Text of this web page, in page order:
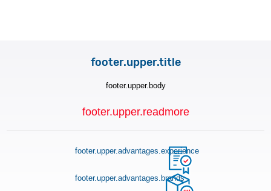
footer.upper.title
footer.upper.body
footer.upper.readmore
footer.upper.advantages.experience
footer.upper.advantages.brands